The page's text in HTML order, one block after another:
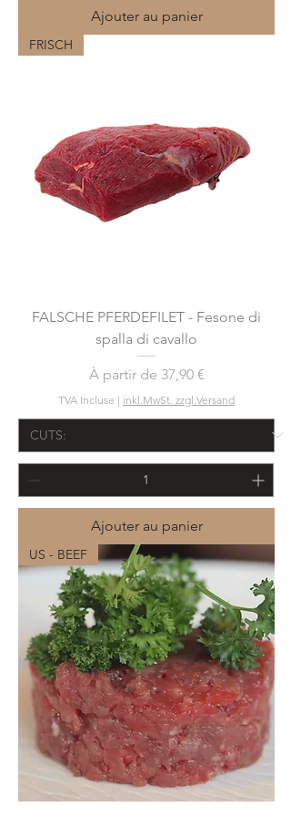
Ajouter au panier
FRISCH
FALSCHE PFERDEFILET - Fesone di
spalla di cavallo
À partir de 37,90 €
Prix promotionnel
TVA Incluse | inkl.MwSt. zzgl.Versand
Ajouter au panier
US - BEEF